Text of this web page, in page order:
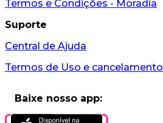
Termos e Condições - Moradia
Suporte
Central de Ajuda
Termos de Uso e cancelamento
Baixe nosso app: